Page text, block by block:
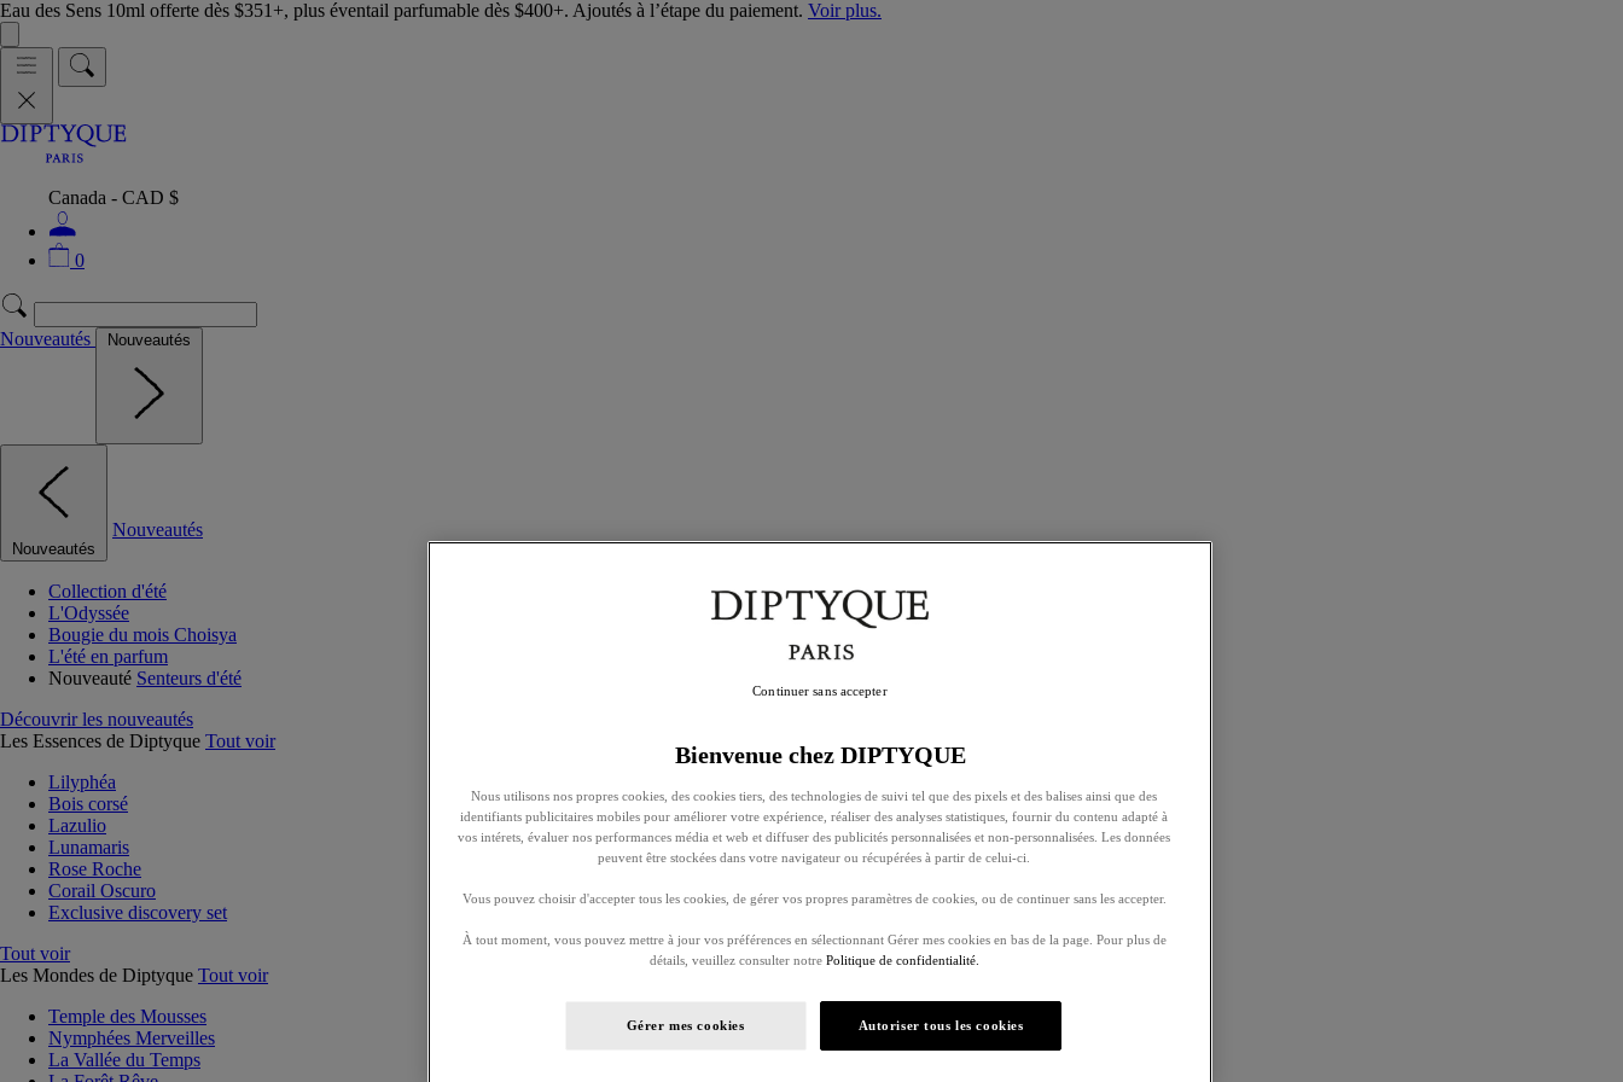
Eau des Sens 10ml offerte dès $351+, plus éventail parfumable dès $400+. Ajoutés à l’étape du paiement. Voir plus.
Canada - CAD $
0
Nouveautés Nouveautés
Nouveautés
Nouveautés
Collection d'été
L'Odyssée
Bougie du mois Choisya
L'été en parfum
Nouveauté Senteurs d'été
Découvrir les nouveautés
Les Essences de Diptyque Tout voir
Lilyphéa
Bois corsé
Lazulio
Lunamaris
Rose Roche
Corail Oscuro
Exclusive discovery set
Tout voir
Les Mondes de Diptyque Tout voir
Temple des Mousses
Nymphées Merveilles
La Vallée du Temps
Bienvenue chez DIPTYQUE
Nous utilisons nos propres cookies, des cookies tiers, des technologies de suivi tel que des pixels et des balises ainsi que des
identifiants publicitaires mobiles pour améliorer votre expérience, réaliser des analyses statistiques, fournir du contenu adapté à
vos intérets, évaluer nos performances média et web et diffuser des publicités personnalisées et non-personnalisées. Les données
peuvent être stockées dans votre navigateur ou récupérées à partir de celui-ci.
Vous pouvez choisir d'accepter tous les cookies, de gérer vos propres paramètres de cookies, ou de continuer sans les accepter.
À tout moment, vous pouvez mettre à jour vos préférences en sélectionnant Gérer mes cookies en bas de la page. Pour plus de
détails, veuillez consulter notre Politique de confidentialité.
Gérer mes cookies Autoriser tous les cookies
Continuer sans accepter